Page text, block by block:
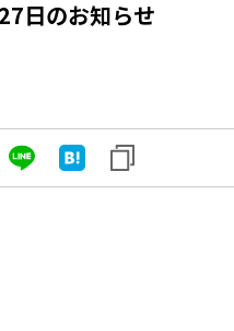
日のお知らせ